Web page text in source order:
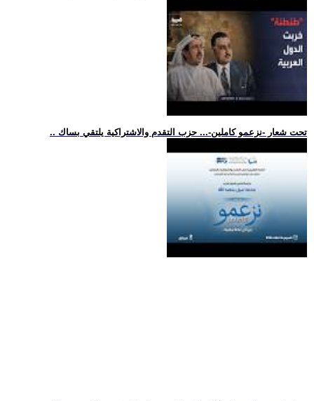
.. تحت شعار -نزعمو كاملين-... حزب التقدم والاشتراكية يلتقي بساك